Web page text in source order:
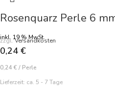
Rosenquarz Perle 6
inkl. 19 % MwSt.
zzgl.Versandkosten
0,24 €
0,24 € / Perle
Lieferzeit: ca. 5 - 7 Tage